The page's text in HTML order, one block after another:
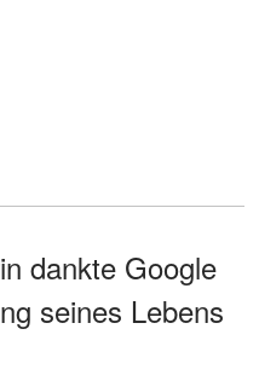
dankte Google
seines Lebens